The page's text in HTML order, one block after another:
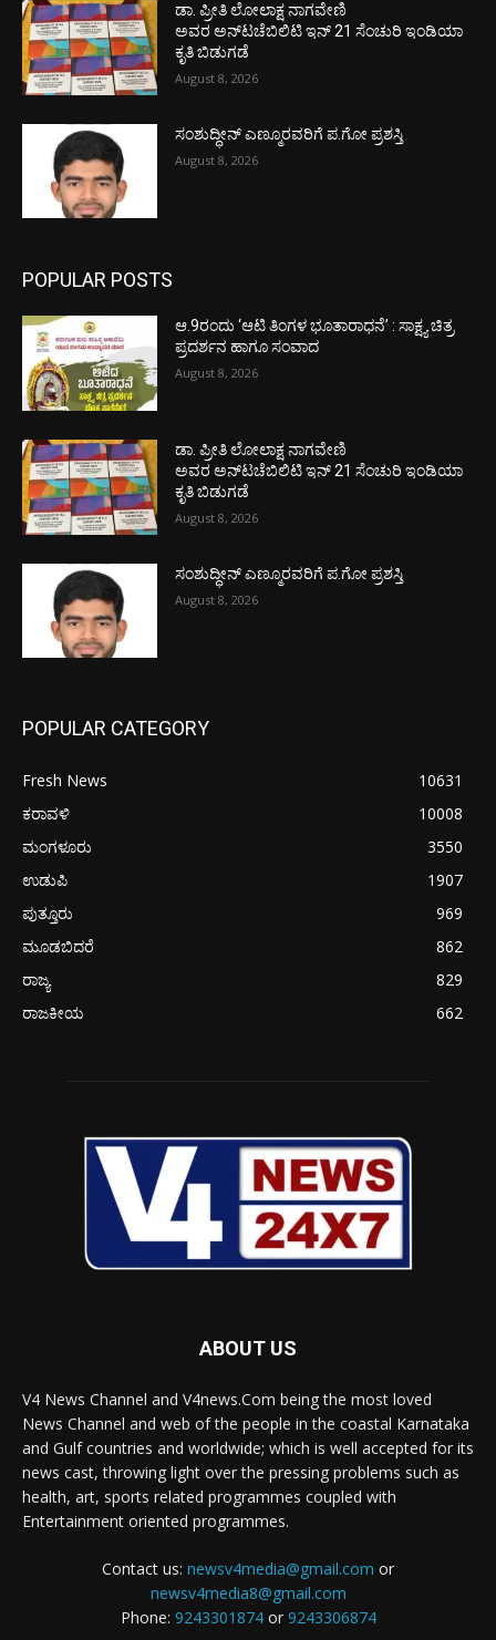
ಡಾ. ಪ್ರೀತಿ ಲೋಲಾಕ್ಷ ನಾಗವೇಣಿ
ಅವರ ಅನ್‌ಟಚೆಬಿಲಿಟಿ ಇನ್ 21 ಸೆಂಚುರಿ ಇಂಡಿಯಾ
ಕೃತಿ ಬಿಡುಗಡೆ
August 8, 2026
ಸಂಶುದ್ಧೀನ್ ಎಣ್ಮೂರವರಿಗೆ ಪ.ಗೋ ಪ್ರಶಸ್ತಿ
August 8, 2026
POPULAR POSTS
ಆ.9ರಂದು ‘ಆಟಿ ತಿಂಗಳ ಭೂತಾರಾಧನೆ’ : ಸಾಕ್ಷ್ಯ ಚಿತ್ರ
ಪ್ರದರ್ಶನ ಹಾಗೂ ಸಂವಾದ
August 8, 2026
ಡಾ. ಪ್ರೀತಿ ಲೋಲಾಕ್ಷ ನಾಗವೇಣಿ
ಅವರ ಅನ್‌ಟಚೆಬಿಲಿಟಿ ಇನ್ 21 ಸೆಂಚುರಿ ಇಂಡಿಯಾ
ಕೃತಿ ಬಿಡುಗಡೆ
August 8, 2026
ಸಂಶುದ್ಧೀನ್ ಎಣ್ಮೂರವರಿಗೆ ಪ.ಗೋ ಪ್ರಶಸ್ತಿ
August 8, 2026
POPULAR CATEGORY
Fresh News
10631
ಕರಾವಳಿ
10008
ಮಂಗಳೂರು
3550
ಉಡುಪಿ
1907
ಪುತ್ತೂರು
969
ಮೂಡಬಿದರೆ
862
ರಾಜ್ಯ
829
ರಾಜಕೀಯ
662
ABOUT US
V4 News Channel and V4news.Com being the most loved
News Channel and web of the people in the coastal Karnataka
and Gulf countries and worldwide; which is well accepted for its
news cast, throwing light over the pressing problems such as
health, art, sports related programmes coupled with
Entertainment oriented programmes.
Contact us: newsv4media@gmail.com or
newsv4media8@gmail.com
Phone: 9243301874or 9243306874